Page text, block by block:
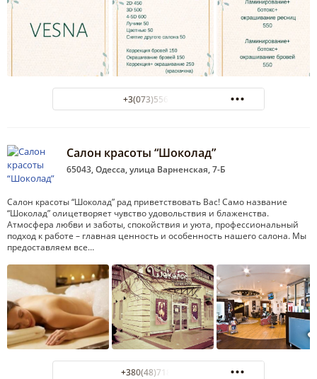
+3(073)556-57-55
Салон красоты “Шоколад”
65043, Одесса, улица Варненская, 7-Б
Салон красоты “Шоколад” рад приветствовать Вас! Само название
“Шоколад” олицетворяет чувство удовольствия и блаженства.
Атмосфера любви и заботы, спокойствия и уюта, профессиональный
подход к работе – главная ценность и особенность нашего салона. Мы
предоставляем все…
+380(48)718-69-70